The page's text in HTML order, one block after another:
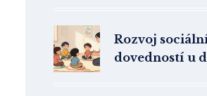
formulace
Rozvoj
dovedností u